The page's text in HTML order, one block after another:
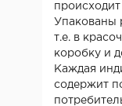
Упакованы
т.е. в
коробку и
Каждая
содержит